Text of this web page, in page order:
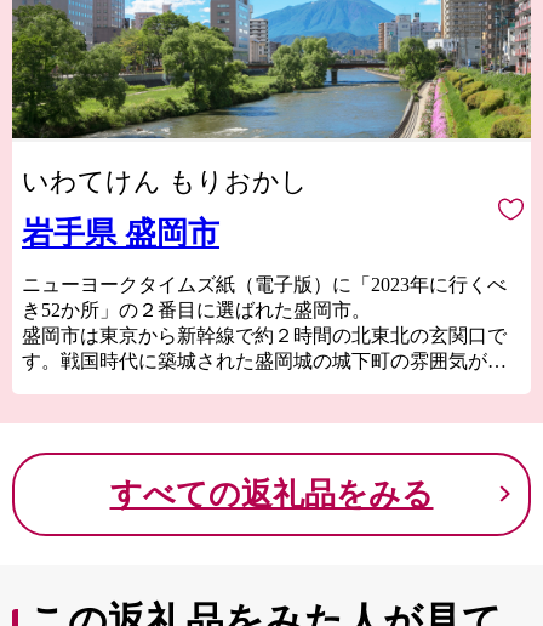
いわてけん もりおかし
岩手県 盛岡市
ニューヨークタイムズ紙（電子版）に「2023年に行くべ
き52か所」の２番目に選ばれた盛岡市。
盛岡市は東京から新幹線で約２時間の北東北の玄関口で
す。戦国時代に築城された盛岡城の城下町の雰囲気が残
て楽しめるまちです。
おもてなしや市民のソウルフードとして生まれた「わん
こそば」、「盛岡冷麺」、「盛岡じゃじゃ麺」は盛岡三
大麺として観光客にも人気でお土産、返礼品の定番商品
に、お米やりんごなどの農産物に日本酒やクラフトビー
すべての返礼品をみる